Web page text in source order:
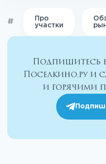
#
Про
участки
Подпишитесь
Поселкино.ру и
и горячими